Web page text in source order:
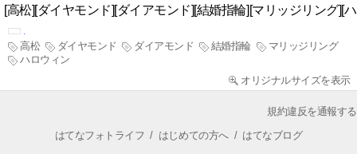
[高松][ダイヤモンド][ダイアモンド][結婚指輪][マリッジリング][
高松 ダイヤモンド ダイアモンド 結婚指輪
マリッジリング
ハロウィン
オリジナルサイズを表示
規約違反を通報する
はてなフォトライフ / はじめての方へ/ はてなブログ